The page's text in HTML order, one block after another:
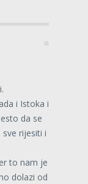
i Istoka i
da se
rijesiti i
to nam je
dolazi od